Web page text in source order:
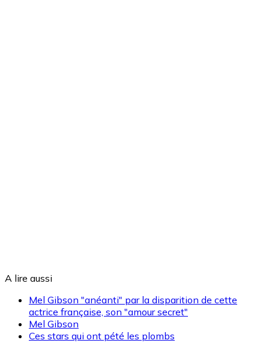
A lire aussi
Mel Gibson "anéanti" par la disparition de cette
actrice française, son "amour secret"
Mel Gibson
Ces stars qui ont pété les plombs